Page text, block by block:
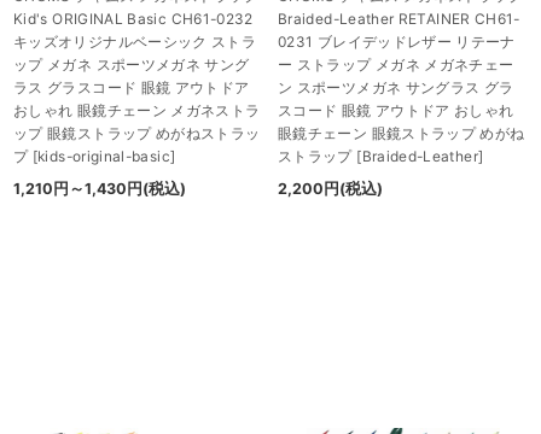
Kid's ORIGINAL Basic CH61-0232
キッズオリジナルベーシック ストラ
ップ メガネ スポーツメガネ サング
ラス グラスコード 眼鏡 アウトドア
おしゃれ 眼鏡チェーン メガネストラ
ップ 眼鏡ストラップ めがねストラッ
プ [kids-original-basic]
1,210 円 ～1,430 円 (税込)
Braided-Leather RETAINER CH61-
0231 ブレイデッドレザー リテーナ
ー ストラップ メガネ メガネチェー
ン スポーツメガネ サングラス グラ
スコード 眼鏡 アウトドア おしゃれ
眼鏡チェーン 眼鏡ストラップ めがね
ストラップ [Braided-Leather]
2,200 円 (税込)